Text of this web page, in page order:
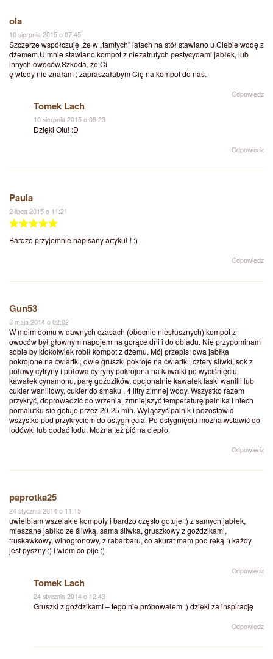
ola
10 sierpnia 2015 o 07:45
Szczerze współczuję ,że w „tamtych” latach na stół stawiano u Ciebie wodę z
dżemem.U mnie stawiano kompot z niezatrutych pestycydami jabłek, lub
innych owoców.Szkoda, że Ci
ę wtedy nie znałam ; zapraszałabym Cię na kompot do nas.
Odpowiedz
Tomek Lach
10 sierpnia 2015 o 09:23
Dzięki Olu! :D
Odpowiedz
Paula
2 lipca 2015 o 11:21
Bardzo przyjemnie napisany artykuł ! :)
Odpowiedz
Gun53
8 maja 2014 o 02:02
W moim domu w dawnych czasach (obecnie niesłusznych) kompot z
owoców był głownym napojem na gorące dni i do obiadu. Nie przypominam
sobie by ktokolwiek robił kompot z dżemu. Mój przepis: dwa jabłka
pokrojone na ćwiartki, dwie gruszki pokroje na ćwiartki, cztery śliwki, sok z
połowy cytryny i połowa cytryny pokrojona na kawalki po wyciśnięciu,
kawałek cynamonu, parę goździków, opcjonalnie kawałek laski wanilli lub
cukier waniliowy, cukier do smaku , 4 litry zimnej wody. Wszystko razem
przykryć, doprowadzić do wrzenia, zmniejszyć temperaturę palnika i niech
pomalutku sie gotuje przez 20-25 min. Wyłączyć palnik i pozostawić
wszystko pod przykryciem do ostygnięcia. Po ostygnięciu można wstawić do
lodówki lub dodać lodu. Można też pić na ciepło.
Odpowiedz
paprotka25
24 stycznia 2014 o 11:15
uwielbiam wszelakie kompoty i bardzo często gotuje :) z samych jabłek,
mieszane jabłko ze śliwką, sama śliwka, gruszkowy z goździkami,
truskawkowy, winogronowy, z rabarbaru, co akurat mam pod ręką :) każdy
jest pyszny :) i wiem co pije :)
Odpowiedz
Tomek Lach
24 stycznia 2014 o 12:43
Gruszki z goździkami – tego nie próbowałem :) dzięki za inspirację
Odpowiedz